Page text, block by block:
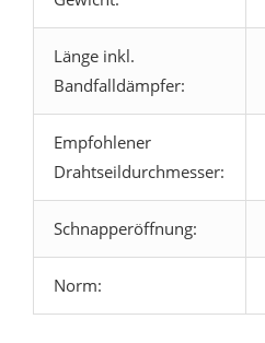
Länge inkl.
Bandfalldämpfer:
Empfohlener
Drahtseildurchmesser:
Schnapperöffnung:
Norm: